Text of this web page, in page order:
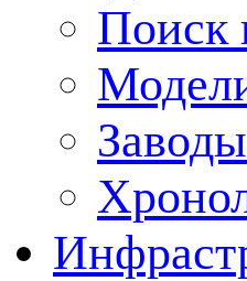
Поиск
Заводы